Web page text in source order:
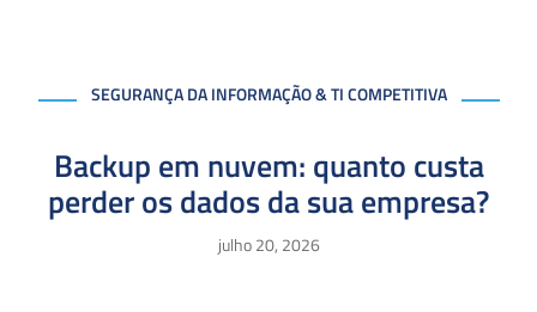
SEGURANÇA DA INFORMAÇÃO & TI COMPETITIVA
Backup em nuvem: quanto custa
perder os dados da sua empresa?
julho 20, 2026